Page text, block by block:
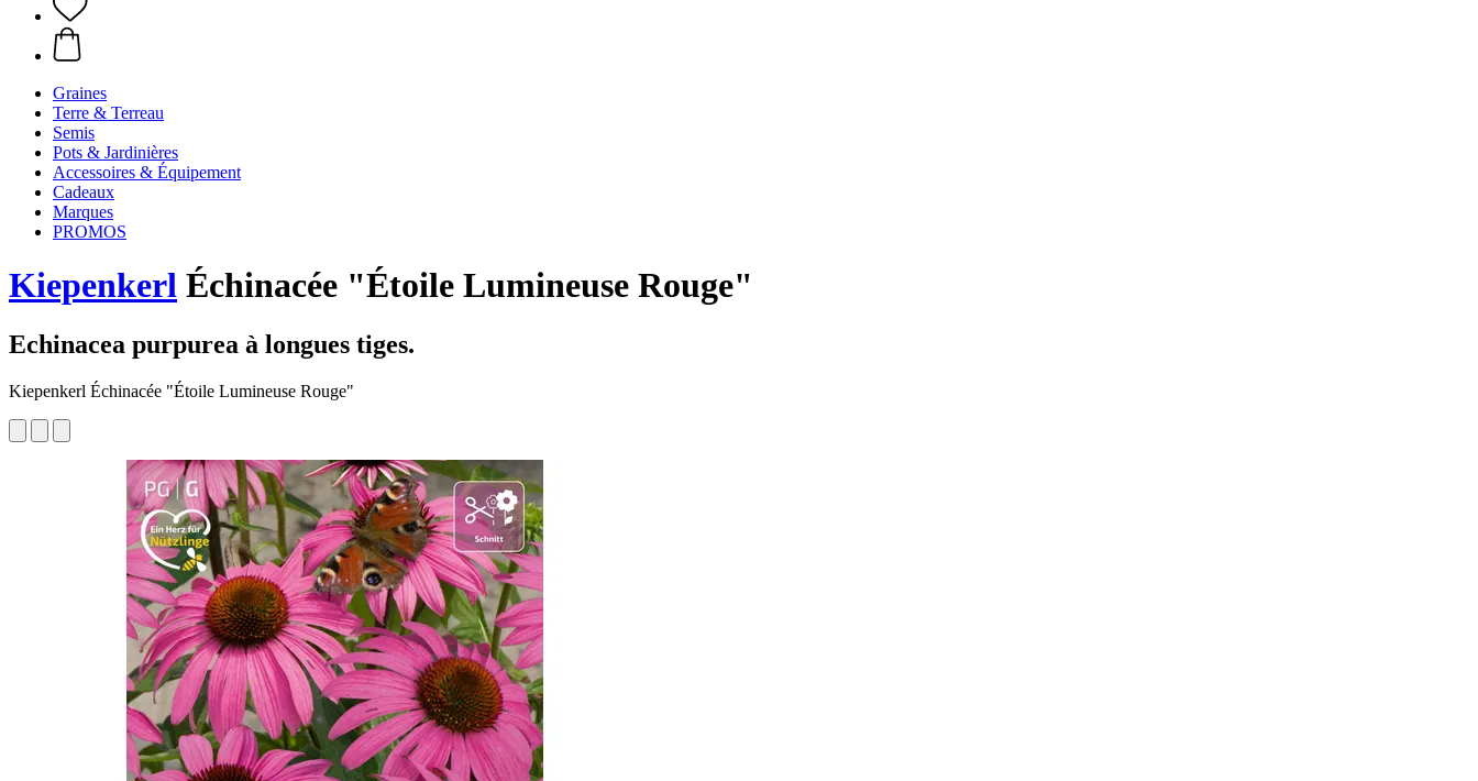
Graines
Terre & Terreau
Semis
Pots & Jardinières
Accessoires & Équipement
Cadeaux
Marques
PROMOS
Kiepenkerl Échinacée "Étoile Lumineuse Rouge"
Echinacea purpurea à longues tiges.
Kiepenkerl Échinacée "Étoile Lumineuse Rouge"